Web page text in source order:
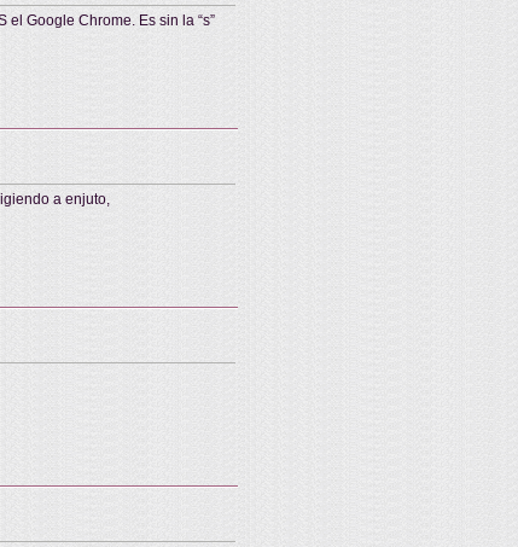
el Google Chrome. Es sin la “s”
a enjuto,